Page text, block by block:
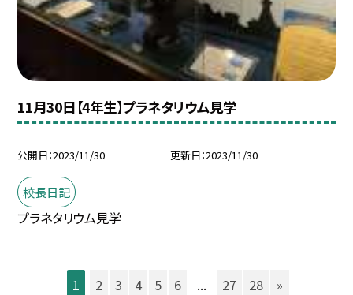
11月30日【4年生】プラネタリウム見学
公開日 2023/11/30 更新日 2023/11/30
校長日記
プラネタリウム見学
1 2 3 4 5 6 ... 27 28 »